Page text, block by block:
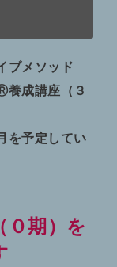
ブメソッド
成講座（３
を予定してい
期）を